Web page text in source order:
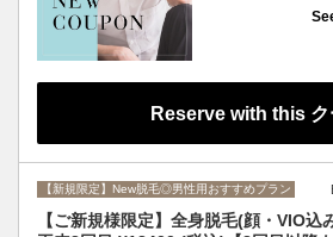
授乳中の方への施
るみ/リフトアップ
感/即効性/フェイ
ポン》
無駄に感じる」「
んでいる」という
おすすめ♪
で、なんと2回目
せっかくなら最初
ずっとお得に脱毛
当店の脱毛機は肌
Reserve with this ク
【新規限定】New脱毛◎男性用おすすめプラン
【ご新規様限定】全身脱毛(顔・VIO